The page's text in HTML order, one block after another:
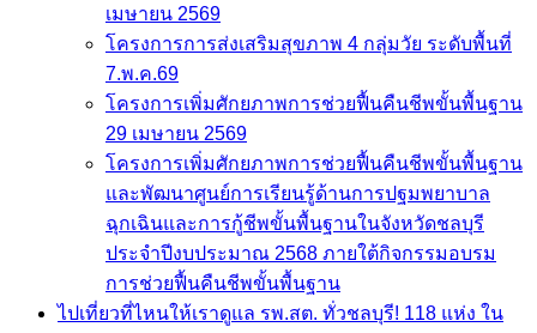
เมษายน 2569
โครงการการส่งเสริมสุขภาพ 4 กลุ่มวัย ระดับพื้นที่
7.พ.ค.69
โครงการเพิ่มศักยภาพการช่วยฟื้นคืนชีพขั้นพื้นฐาน
29 เมษายน 2569
โครงการเพิ่มศักยภาพการช่วยฟื้นคืนชีพขั้นพื้นฐาน
และพัฒนาศูนย์การเรียนรู้ด้านการปฐมพยาบาล
ฉุกเฉินและการกู้ชีพขั้นพื้นฐานในจังหวัดชลบุรี
ประจำปีงบประมาณ 2568 ภายใต้กิจกรรมอบรม
การช่วยฟื้นคืนชีพขั้นพื้นฐาน
ไปเที่ยวที่ไหนให้เราดูแล รพ.สต. ทั่วชลบุรี! 118 แห่ง ใน